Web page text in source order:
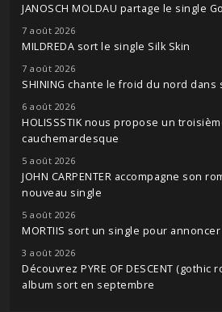
JANOSCH MOLDAU partage le single
7 août 2026
MILDREDA sort le single Silk Skin
7 août 2026
SHINING chante le froid du nord
6 août 2026
HOLISSSTIK nous propose un
cauchemardesque
5 août 2026
JOHN CARPENTER accompagne son
nouveau single
5 août 2026
MORTIIS sort un single pour
3 août 2026
Découvrez PYRE OF DESCENT
album sort en septembre